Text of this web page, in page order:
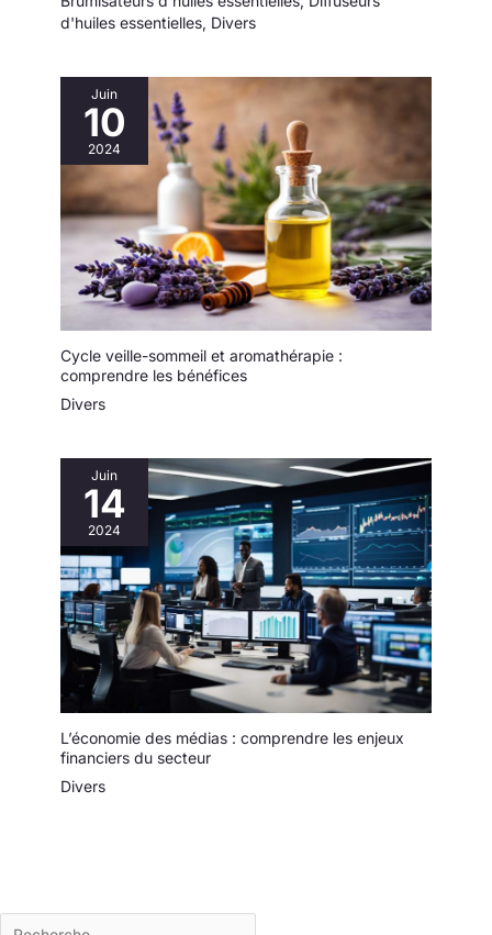
ou bol des tailles
différentes avec
une précision facile
et sans tracas
Fonction de
comptage: Cette
balance
électronique
dispose d'une
fonction de
comptage qui peut
vous aider à
calculer rapidement
des caoutchoucs,
etc Facile à Utiliser:
Elle alertera
l'utilisateur lorsque
la plage de
détection de poids
est dépassée ou
que la batterie est
faible. Auto-arrêt
après 3 minutes
d'inactivé pour
prolonger la durée
de vie de la pile.
d'huiles essentielles, Divers
Juin
10
2024
Cycle veille-sommeil et aromathérapie :
comprendre les bénéfices
Divers
Juin
14
2024
L’économie des médias : comprendre les enjeux
financiers du secteur
Divers